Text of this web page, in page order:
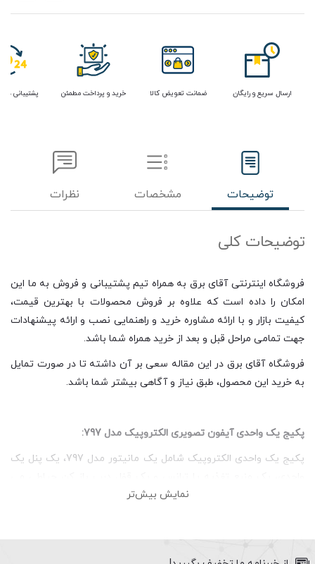
ارسال سریع و رایگان ضمانت تعویض کالا خرید و پرداخت مطمئن پشتیبانی
توضیحات مشخصات نظرات
توضیحات کلی
فروشگاه اینترنتی آقای برق به همراه تیم پشتیبانی و فروش به ما این
امکان را داده است که علاوه بر فروش محصولات با بهترین قیمت،
کیفیت بازار و با ارائه مشاوره خرید و راهنمایی نصب و ارائه پیشنهادات
جهت تمامی مراحل قبل و بعد از خرید همراه شما باشد.
فروشگاه آقای برق در این مقاله سعی بر آن داشته تا در صورت تمایل
به خرید این محصول، طبق نیاز و آگاهی بیشتر شما باشد.
پکیج یک واحدی آیفون تصویری الکتروپیک مدل 797:
پکیج یک واحدی الکتروپیک شامل یک مانیتور مدل 797، یک پنل یک
باشد. در ادامه به بررسی خلاصه ای از ویژگی های هر محصول می
نمایش بیش‌تر